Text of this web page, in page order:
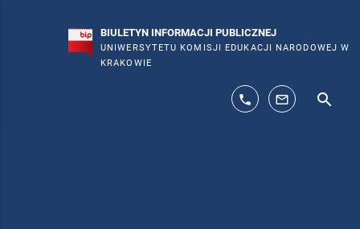
BIULETYN INFORMACJI PUBLICZNEJ
UNIWERSYTETU KOMISJI EDUKACJI NARODOWEJ W
KRAKOWIE
phone mail_outline search